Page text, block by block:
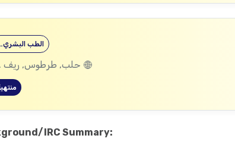
الطب
حلب, طرطوس,
IRC Summary: